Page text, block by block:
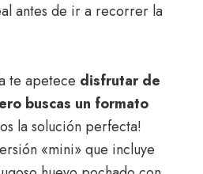
antes de ir a recorrer la
te apetece disfrutar de
buscas un formato
la solución perfecta!
«mini» que incluye